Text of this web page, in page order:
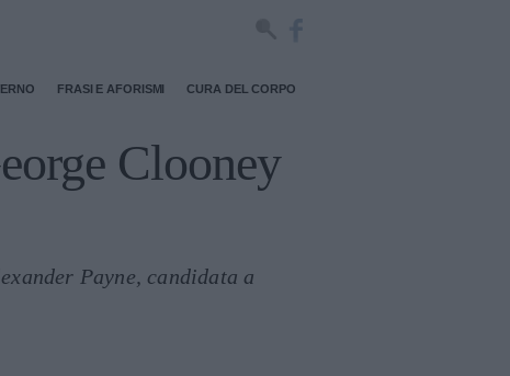
FRASI E AFORISMI CURA DEL CORPO
Clooney
Payne, candidata a